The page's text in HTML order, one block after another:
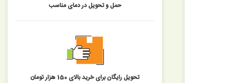
حمل و تحویل در دمای مناسب
تحویل رایگان برای خرید بالای 150 هزار تومان